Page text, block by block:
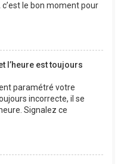
c’est le bon moment pour
l’heure est toujours
paramétré votre
incorrecte, il se
Signalez ce